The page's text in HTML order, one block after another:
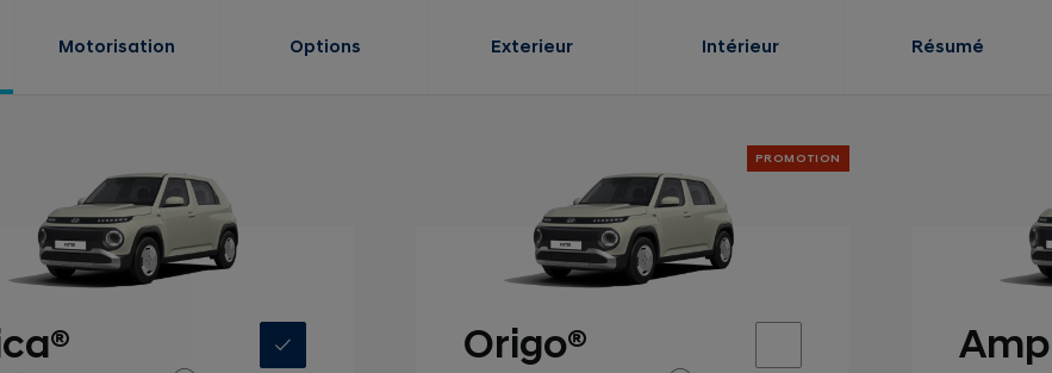
Motorisation Options Exterieur Intérieur Résumé
PROMOTION
Origo®